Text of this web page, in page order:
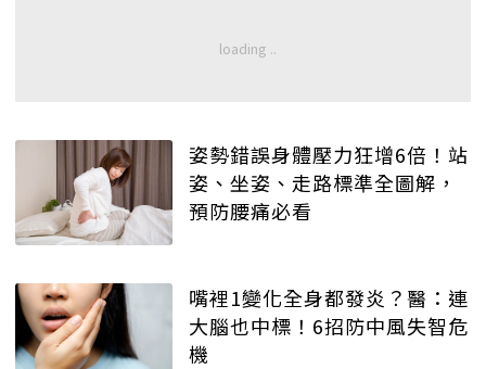
姿勢錯誤身體壓力狂增6倍！站
姿、坐姿、走路標準全圖解，
預防腰痛必看
嘴裡1變化全身都發炎？醫：連
大腦也中標！6招防中風失智危
機